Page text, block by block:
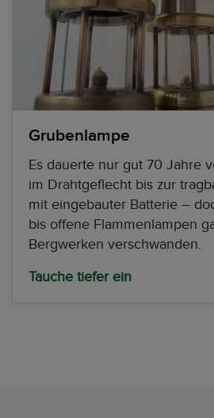
Grubenlampe
Es dauerte nur gut 70 Jahre
im Drahtgeflecht bis zur
mit eingebauter Batterie –
bis offene Flammenlampen
Bergwerken verschwanden.
Tauche tiefer ein